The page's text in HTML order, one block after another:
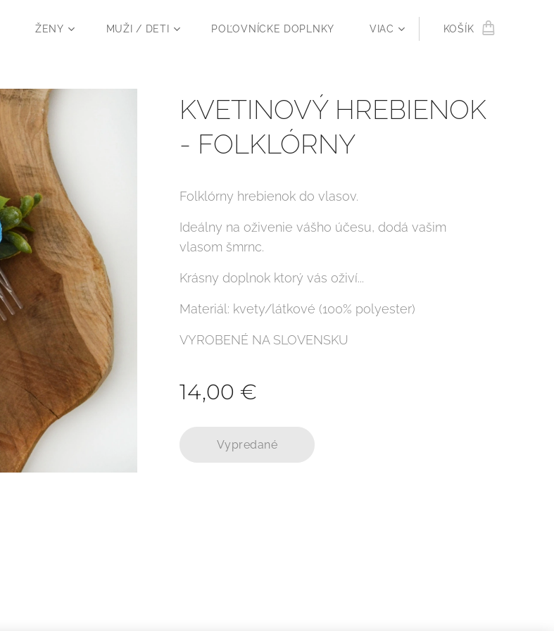
ŽENY MUŽI / DETI POĽOVNÍCKE DOPLNKY VIAC KOŠÍK
KVETINOVÝ HREBIENOK
- FOLKLÓRNY
Folklórny hrebienok do vlasov.
Ideálny na oživenie vášho účesu, dodá vašim
vlasom šmrnc.
Krásny doplnok ktorý vás oživí...
Materiál: kvety/látkové (100% polyester)
VYROBENÉ NA SLOVENSKU
14,00 €
Vypredané